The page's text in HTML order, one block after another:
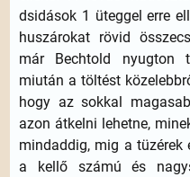
dsidások 1 üteggel erre
huszárokat rövid
már Bechtold nyugton
miután a töltést
hogy az sokkal
azon átkelni lehetne,
mindaddig, mig a tüzérek
a kellő számú és